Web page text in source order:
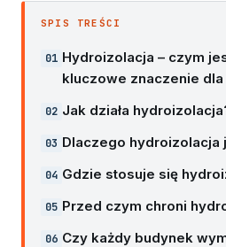
SPIS TREŚCI
Hydroizolacja – czym
kluczowe znaczenie dla
Jak działa
Dlaczego hydroizolacja
Gdzie stosuje się
Przed czym chroni
Czy każdy budynek